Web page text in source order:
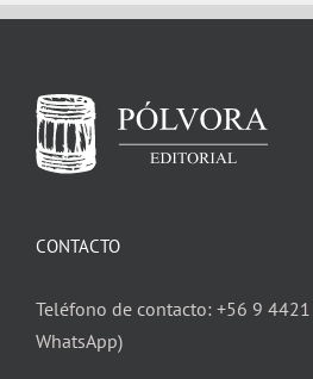
CONTACTO
Teléfono de contacto: +56 9
WhatsApp)